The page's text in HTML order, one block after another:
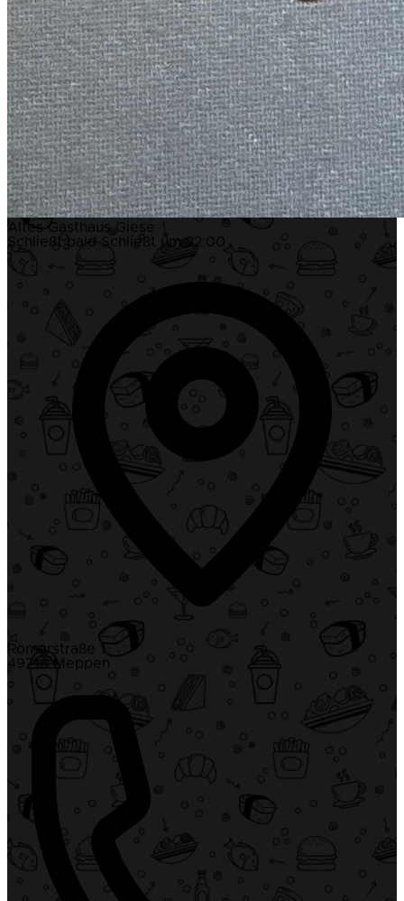
Altes Gasthaus Giese
Schließt bald
Schließt um 22:00
Römerstraße 1
49716 Meppen